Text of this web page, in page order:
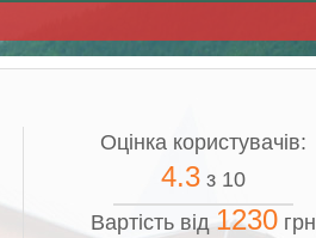
Оцінка користувачів:
4.3з 10
Вартість від1230грн